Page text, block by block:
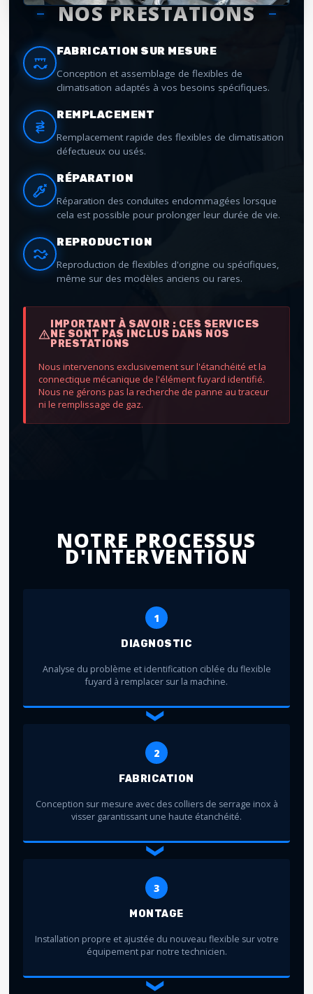
NOS PRESTATIONS
FABRICATION SUR MESURE
Conception et assemblage de flexibles de
climatisation adaptés à vos besoins spécifiques.
REMPLACEMENT
Remplacement rapide des flexibles de climatisation
défectueux ou usés.
RÉPARATION
Réparation des conduites endommagées lorsque
cela est possible pour prolonger leur durée de vie.
REPRODUCTION
Reproduction de flexibles d'origine ou spécifiques,
même sur des modèles anciens ou rares.
IMPORTANT À SAVOIR : CES SERVICES
NE SONT PAS INCLUS DANS NOS
PRESTATIONS
Nous intervenons exclusivement sur l'étanchéité et la
connectique mécanique de l'élément fuyard identifié.
Nous ne gérons pas la recherche de panne au traceur
ni le remplissage de gaz.
NOTRE PROCESSUS
D'INTERVENTION
1
DIAGNOSTIC
Analyse du problème et identification ciblée du flexible
fuyard à remplacer sur la machine.
❯
2
FABRICATION
Conception sur mesure avec des colliers de serrage inox à
visser garantissant une haute étanchéité.
❯
3
MONTAGE
Installation propre et ajustée du nouveau flexible sur votre
équipement par notre technicien.
❯